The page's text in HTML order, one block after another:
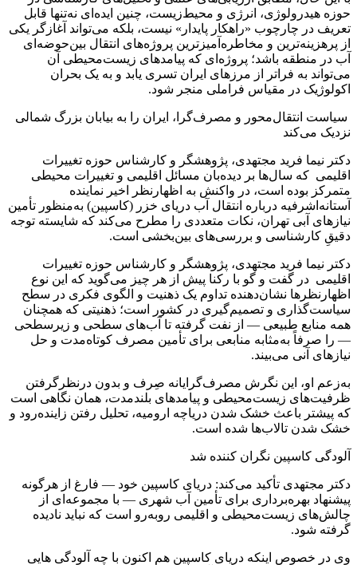
حوزه هیدرولوژی، انرژی و محیط‌زیست، چنین ایده‌ای نه‌تنها قابل
تعریف در چارچوب «راهکار پایدار» نیست، بلکه می‌تواند آغازگر یکی
از پرهزینه‌ترین و مخاطره‌آمیزترین پروژه‌های انتقال بین‌حوضه‌ای
آب در منطقه باشد؛ پروژه‌ای که پیامدهای زیست‌محیطی آن
می‌تواند به فراتر از مرزهای ایران تسری یابد و به یک بحران
اکولوژیک در مقیاس فراملی منجر شود.
سیاست انتقال‌محور و مصرف‌گرا، ایران را به بیابان بزرگ شمالی
نزدیک می‌کند
دکتر نیما فرید مجتهدی، پژوهشگر و کارشناس حوزه تغییرات
اقلیمی که سال‌ها بر دیده‌بان مسائل اقلیمی و تغییرات محیطی
متمرکز بوده است، در واکنش به اظهارنظر اخیر نماینده
آستانه‌اشرفیه درباره انتقال آب دریای خزر (کاسپین) به‌منظور تأمین
نیازهای آبی تهران، نکات متعددی را مطرح می‌کند که شایسته توجه
دقیقِ کارشناسی و بررسی‌های بین‌بخشی است.
دکتر نیما فرید مجتهدی، پژوهشگر و کارشناس حوزه تغییرات
اقلیمی در گفت و گو با رکنا پیش از هر چیز می‌گوید که این نوع
اظهارنظرها نشان‌دهنده تداوم یک ذهنیت و الگوی فکری در سطح
سیاست‌گذاری و تصمیم‌گیری در کشور است؛ ذهنیتی که همچنان
همه منابع طبیعی — از نفت گرفته تا آب‌های سطحی و زیرسطحی
— را صرفاً به‌مثابه منابعی برای تأمین مصرف کوتاه‌مدت و حل
نیازهای آنی می‌بیند.
به‌زعم او، این نگرش مصرف‌گرایانه صِرف و بدون درنظرگرفتن
ظرفیت‌های زیست‌محیطی و پیامدهای بلندمدت، همان نگاهی است
که پیشتر باعث خشک شدن دریاچه ارومیه، تحلیل رفتن زاینده‌رود و
خشک شدن تالاب‌ها شده است.
آلودگی کاسپین نگران کننده شد
دکتر مجتهدی تأکید می‌کند: دریای کاسپین خود — فارغ از هرگونه
پیشنهاد بهره‌برداری برای تأمین آب شهری — با مجموعه‌ای از
چالش‌های زیست‌محیطی و اقلیمی روبه‌رو است که نباید نادیده
گرفته شود.
وی در خصوص اینکه دریای کاسپین هم اکنون با چه آلودگی هایی